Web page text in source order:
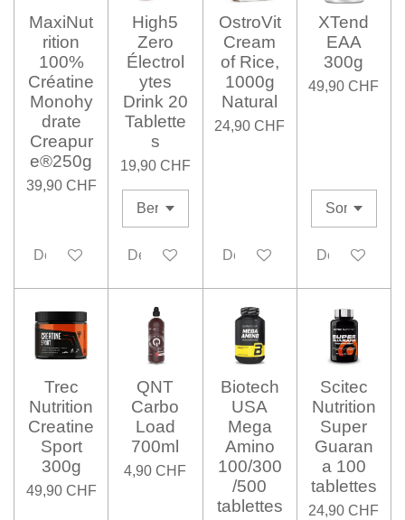
MaxiNut
rition
100%
Créatine
Monohy
drate
Creapur
e®250g
39,90 CHF
Désactivé
High5
Zero
Électrol
ytes
Drink 20
Tablette
s
19,90 CHF
Désactivé
OstroVit
Cream
of Rice,
1000g
Natural
24,90 CHF
Désactivé
XTend
EAA
300g
49,90 CHF
Désactivé
Trec
Nutrition
Creatine
Sport
300g
49,90 CHF
QNT
Carbo
Load
700ml
4,90 CHF
Biotech
USA
Mega
Amino
100/300
/500
tablettes
Scitec
Nutrition
Super
Guaran
a 100
tablettes
24,90 CHF